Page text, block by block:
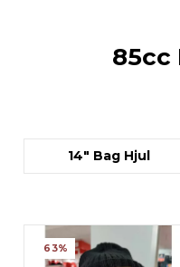
85cc
14" Bag Hjul
63%